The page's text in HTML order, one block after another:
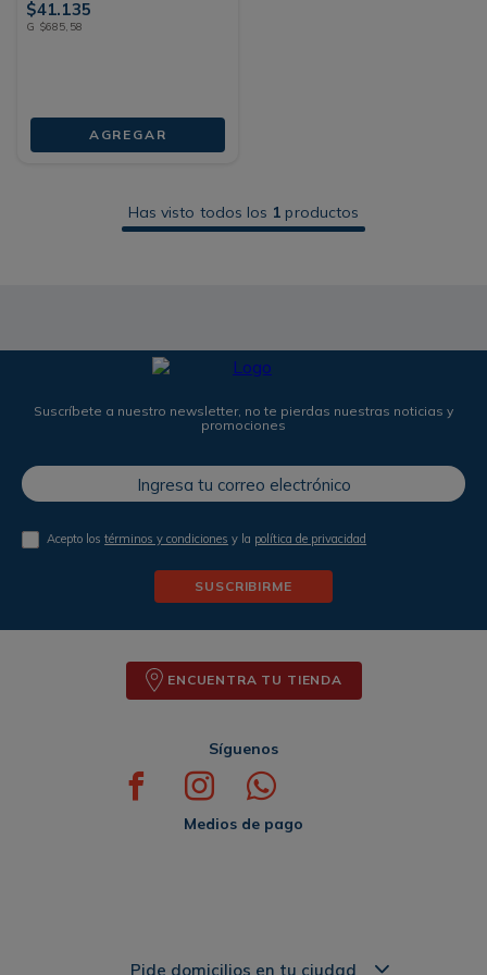
$41.135
G $685 58
AGREGAR
Has visto todos los 1 productos
Suscríbete a nuestro newsletter, no te pierdas nuestras noticias y
promociones
Acepto lostérminos y condiciones y la política de privacidad
SUSCRIBIRME
ENCUENTRA TU TIENDA
Síguenos
Medios de pago
Pide domicilios en tu ciudad